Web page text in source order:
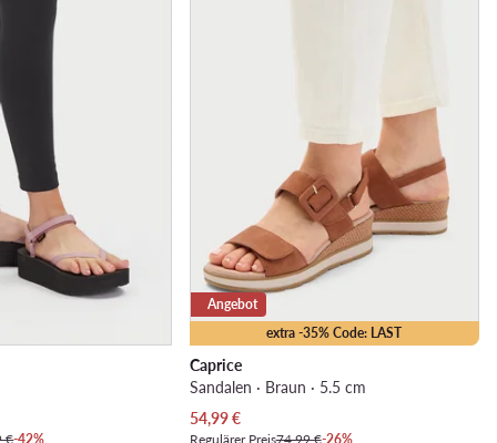
€-42%
extra -35% Code: LAST
Angebot
Caprice
Sandalen · Braun · 5.5 cm
Aktueller Preis
54,99€
Regulärer Preis74,99 €-26%